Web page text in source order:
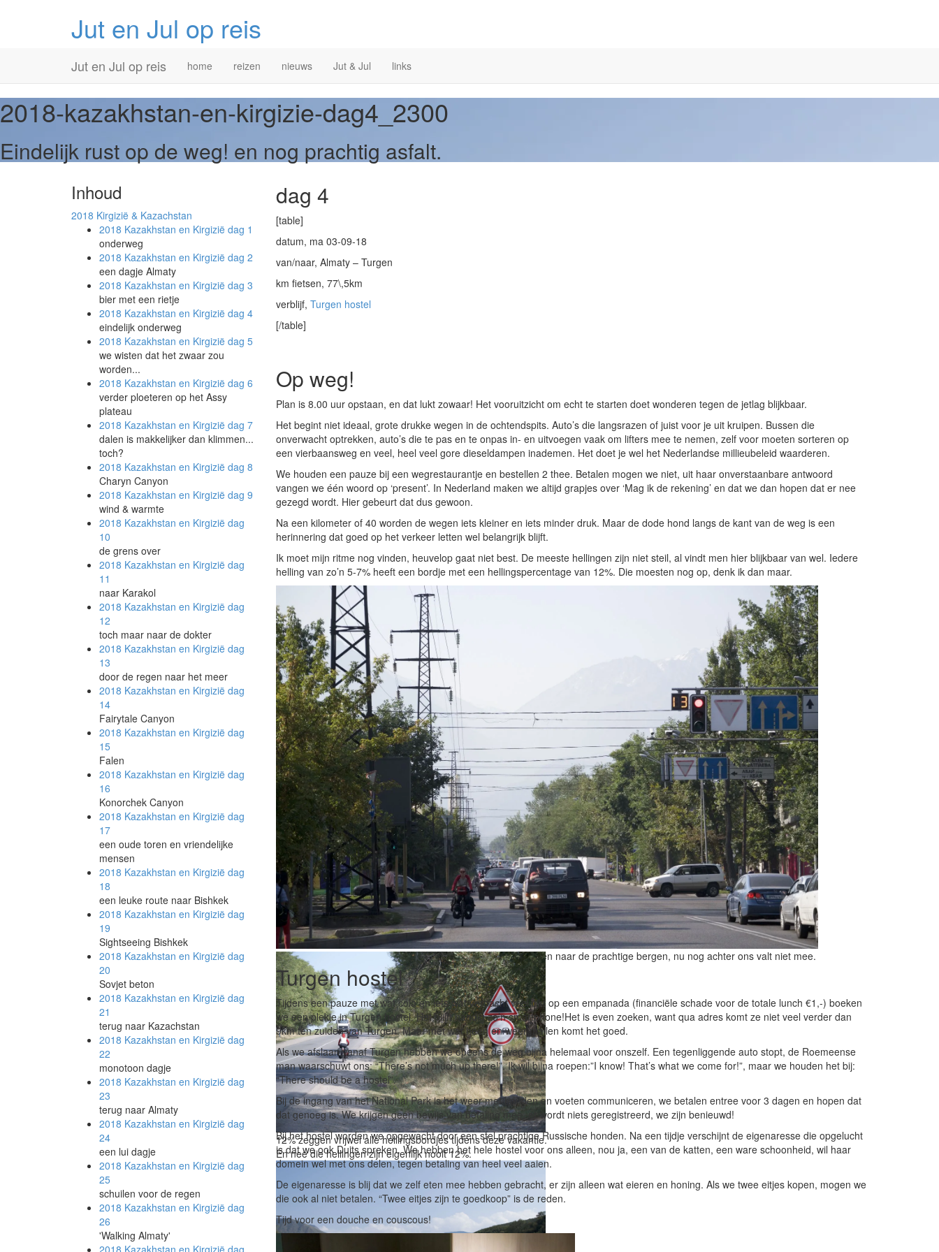
Jut en Jul op reis
Menu
content
Jut en Jul op reis home reizen nieuws Jut & Jul links
2018-kazakhstan-en-kirgizie-dag4_2300
Eindelijk rust op de weg! en nog prachtig asfalt.
dag 4
[table]
datum, ma 03-09-18
van/naar, Almaty – Turgen
km fietsen, 77\,5km
verblijf, Turgen hostel
[/table]
Op weg!
Plan is 8.00 uur opstaan, en dat lukt zowaar! Het vooruitzicht om echt te starten doet wonderen tegen de jetlag blijkbaar.
Het begint niet ideaal, grote drukke wegen in de ochtendspits. Auto’s die langsrazen of juist voor je uit kruipen. Bussen die
onverwacht optrekken, auto’s die te pas en te onpas in- en uitvoegen vaak om lifters mee te nemen, zelf voor moeten sorteren op
een vierbaansweg en veel, heel veel gore dieseldampen inademen. Het doet je wel het Nederlandse millieubeleid waarderen.
We houden een pauze bij een wegrestaurantje en bestellen 2 thee. Betalen mogen we niet, uit haar onverstaanbare antwoord
vangen we één woord op ‘present’. In Nederland maken we altijd grapjes over ‘Mag ik de rekening’ en dat we dan hopen dat er nee
gezegd wordt. Hier gebeurt dat dus gewoon.
Na een kilometer of 40 worden de wegen iets kleiner en iets minder druk. Maar de dode hond langs de kant van de weg is een
herinnering dat goed op het verkeer letten wel belangrijk blijft.
Ik moet mijn ritme nog vinden, heuvelop gaat niet best. De meeste hellingen zijn niet steil, al vindt men hier blijkbaar van wel. Iedere
helling van zo’n 5-7% heeft een bordje met een hellingspercentage van 12%. Die moesten nog op, denk ik dan maar.
Fietsen op de drukke wegen in de stad is niet ideaal. Omkijken naar de prachtige bergen, nu nog achter ons valt niet mee.
12% zeggen vrijwel alle hellingsbordjes tijdens deze vakantie.
En nee die hellingen zijn eigenlijk nooit 12%.
Turgen hostel
Tijdens een pauze met wat cola en iets wat verdacht veel lijkt op een empanada (financiële schade voor de totale lunch €1,-) boeken
we een plekje in Turgen hostel. Het blijft handig zo’n smartphone!Het is even zoeken, want qua adres komt ze niet veel verder dan
9km ten zuiden van Turgen. Maar met wat heen en weer mailen komt het goed.
Als we afslaan vanaf Turgen hebben we opeens de weg bijna helemaal voor onszelf. Een tegenliggende auto stopt, de Roemeense
man waarschuwt ons: “There’s not much up there!”. Ik wil bijna roepen:”I know! That’s what we come for!”, maar we houden het bij:
“There should be a hostel”.
Bij de ingang van het National Park is het weer met handen en voeten communiceren, we betalen entree voor 3 dagen en hopen dat
dat genoeg is. We krijgen geen bewijs van betaling mee, er wordt niets geregistreerd, we zijn benieuwd!
Bij het hostel worden we opgewacht door een stel prachtige Russische honden. Na een tijdje verschijnt de eigenaresse die opgelucht
is dat we ook Duits spreken. We hebben het hele hostel voor ons alleen, nou ja, een van de katten, een ware schoonheid, wil haar
domein wel met ons delen, tegen betaling van heel veel aaien.
De eigenaresse is blij dat we zelf eten mee hebben gebracht, er zijn alleen wat eieren en honing. Als we twee eitjes kopen, mogen we
die ook al niet betalen. “Twee eitjes zijn te goedkoop” is de reden.
Tijd voor een douche en couscous!
Inhoud
2018 Kirgizië & Kazachstan
2018 Kazakhstan en Kirgizië dag 1
onderweg
2018 Kazakhstan en Kirgizië dag 2
een dagje Almaty
2018 Kazakhstan en Kirgizië dag 3
bier met een rietje
2018 Kazakhstan en Kirgizië dag 4
eindelijk onderweg
2018 Kazakhstan en Kirgizië dag 5
we wisten dat het zwaar zou
worden...
2018 Kazakhstan en Kirgizië dag 6
verder ploeteren op het Assy
plateau
2018 Kazakhstan en Kirgizië dag 7
dalen is makkelijker dan klimmen...
toch?
2018 Kazakhstan en Kirgizië dag 8
Charyn Canyon
2018 Kazakhstan en Kirgizië dag 9
wind & warmte
2018 Kazakhstan en Kirgizië dag
10
de grens over
2018 Kazakhstan en Kirgizië dag
11
naar Karakol
2018 Kazakhstan en Kirgizië dag
12
toch maar naar de dokter
2018 Kazakhstan en Kirgizië dag
13
door de regen naar het meer
2018 Kazakhstan en Kirgizië dag
14
Fairytale Canyon
2018 Kazakhstan en Kirgizië dag
15
Falen
2018 Kazakhstan en Kirgizië dag
16
Konorchek Canyon
2018 Kazakhstan en Kirgizië dag
17
een oude toren en vriendelijke
mensen
2018 Kazakhstan en Kirgizië dag
18
een leuke route naar Bishkek
2018 Kazakhstan en Kirgizië dag
19
Sightseeing Bishkek
2018 Kazakhstan en Kirgizië dag
20
Sovjet beton
2018 Kazakhstan en Kirgizië dag
21
terug naar Kazachstan
2018 Kazakhstan en Kirgizië dag
22
monotoon dagje
2018 Kazakhstan en Kirgizië dag
23
terug naar Almaty
2018 Kazakhstan en Kirgizië dag
24
een lui dagje
2018 Kazakhstan en Kirgizië dag
25
schuilen voor de regen
2018 Kazakhstan en Kirgizië dag
26
'Walking Almaty'
2018 Kazakhstan en Kirgizië dag